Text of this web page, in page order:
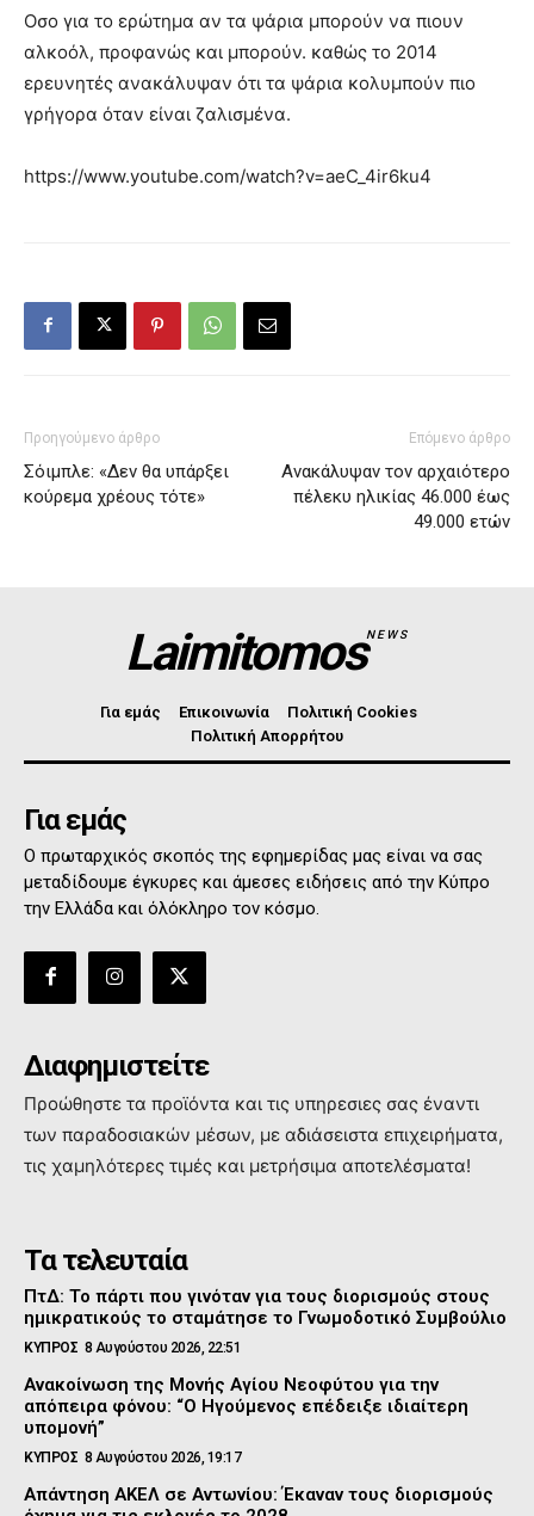
Οσο για το ερώτημα αν τα ψάρια μπορούν να πιουν
αλκοόλ, προφανώς και μπορούν. καθώς το 2014
ερευνητές ανακάλυψαν ότι τα ψάρια κολυμπούν πιο
γρήγορα όταν είναι ζαλισμένα.
https://www.youtube.com/watch?v=aeC_4ir6ku4
Προηγούμενο άρθρο
Σόιμπλε: «Δεν θα υπάρξει
κούρεμα χρέους τότε»
Επόμενο άρθρο
Ανακάλυψαν τον αρχαιότερο
πέλεκυ ηλικίας 46.000 έως
49.000 ετών
LaimitomosNEWS
Για εμάς Επικοινωνία
Πολιτική Cookies
Πολιτική Απορρήτου
Για εμάς
Ο πρωταρχικός σκοπός της εφημερίδας μας είναι να σας
μεταδίδουμε έγκυρες και άμεσες ειδήσεις από την Κύπρο
την Ελλάδα και όλόκληρο τον κόσμο.
Διαφημιστείτε
Προώθηστε τα προϊόντα και τις υπηρεσιες σας έναντι
των παραδοσιακών μέσων, με αδιάσειστα επιχειρήματα,
τις χαμηλότερες τιμές και μετρήσιμα αποτελέσματα!
Τα τελευταία
ΠτΔ: Το πάρτι που γινόταν για τους διορισμούς στους
ημικρατικούς το σταμάτησε το Γνωμοδοτικό Συμβούλιο
ΚΥΠΡΟΣ 8 Αυγούστου 2026, 22:51
Ανακοίνωση της Μονής Αγίου Νεοφύτου για την
απόπειρα φόνου: “Ο Ηγούμενος επέδειξε ιδιαίτερη
υπομονή”
ΚΥΠΡΟΣ 8 Αυγούστου 2026, 19:17
Απάντηση ΑΚΕΛ σε Αντωνίου: Έκαναν τους διορισμούς